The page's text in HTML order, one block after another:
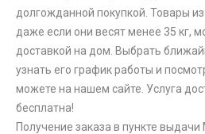
долгожданной покупкой. Товары
даже если они весят менее 35 кг,
доставкой на дом. Выбрать
узнать его график работы и
можете на нашем сайте. Услуга
бесплатна!
Получение заказа в пункте выдачи